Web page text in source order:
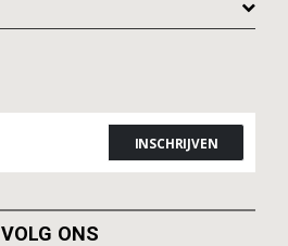
ADD TO CART
VOLG ONS